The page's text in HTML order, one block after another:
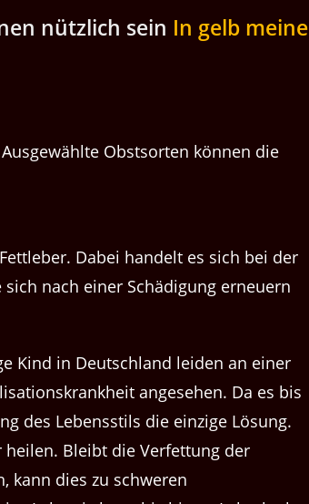
nützlich sein In gelb meine
Obstsorten können die
Dabei handelt es sich bei der
nach einer Schädigung erneuern
Kind in Deutschland leiden an einer
angesehen. Da es bis
des Lebensstils die einzige Lösung.
Bleibt die Verfettung der
kann dies zu schweren